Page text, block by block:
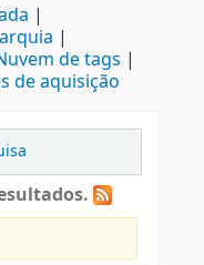
de tags
de aquisição